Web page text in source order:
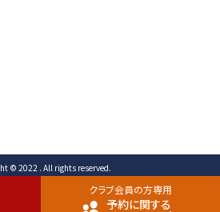
クラブ会員の方専用
予約に関する
© 2022 . All rights reserved.